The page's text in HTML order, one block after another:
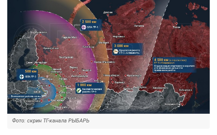
Фото: скрин ТГ-канала РЫБАРЬ